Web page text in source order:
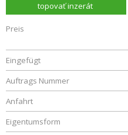
topovať inzerát
Preis
Eingefügt
Auftrags Nummer
Anfahrt
Eigentumsform